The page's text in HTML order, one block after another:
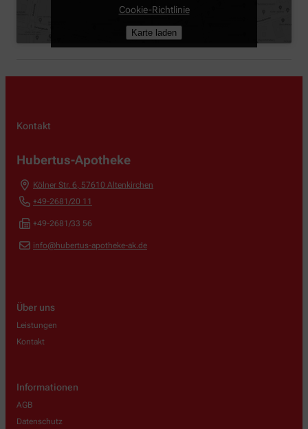
Cookie-Richtlinie
Karte laden
Kontakt
Hubertus-Apotheke
Kölner Str. 6 57610 Altenkirchen
+49-2681/20 11
+49-2681/33 56
info@hubertus-apotheke-ak.de
Über uns
Leistungen
Kontakt
Informationen
AGB
Datenschutz